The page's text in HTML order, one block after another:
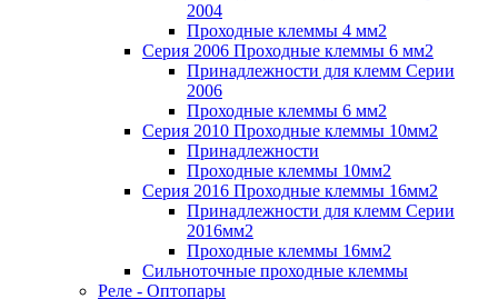
2004
Проходные клеммы 4 мм2
Серия 2006 Проходные клеммы 6 мм2
Принадлежности для клемм Серии
2006
Проходные клеммы 6 мм2
Серия 2010 Проходные клеммы 10мм2
Принадлежности
Проходные клеммы 10мм2
Серия 2016 Проходные клеммы 16мм2
Принадлежности для клемм Серии
2016мм2
Проходные клеммы 16мм2
Сильноточные проходные клеммы
Реле - Оптопары